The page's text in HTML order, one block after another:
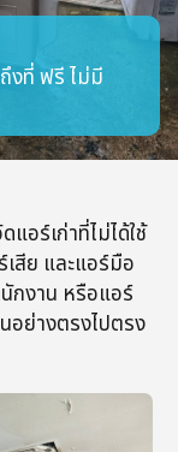
งที่ ฟรี ไม่มี
อร์เก่าที่ไม่ได้ใช้
สีย และแอร์มือ
กงาน หรือแอร์
อย่างตรงไปตรง